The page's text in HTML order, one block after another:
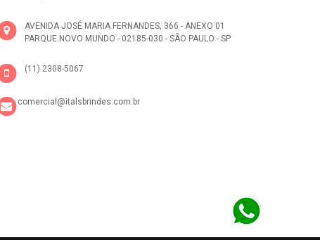
AVENIDA JOSÉ MARIA FERNANDES, 366 - ANEXO 01
PARQUE NOVO MUNDO - 02185-030 - SÃO PAULO - SP
(11) 2308-5067
comercial@italsbrindes.com.br